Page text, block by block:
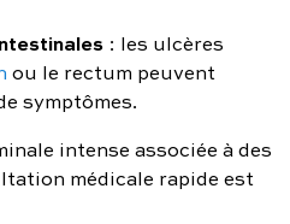
: les ulcères
ou le rectum peuvent
symptômes.
intense associée à des
médicale rapide est